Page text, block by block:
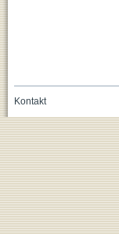
Kontakt